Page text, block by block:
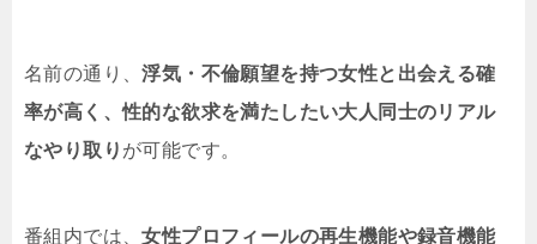
名前の通り、浮気・不倫願望を持つ女性と出会える確
率が高く、性的な欲求を満たしたい大人同士のリアル
なやり取り が可能です。
番組内では、女性プロフィールの再生機能や録音機能